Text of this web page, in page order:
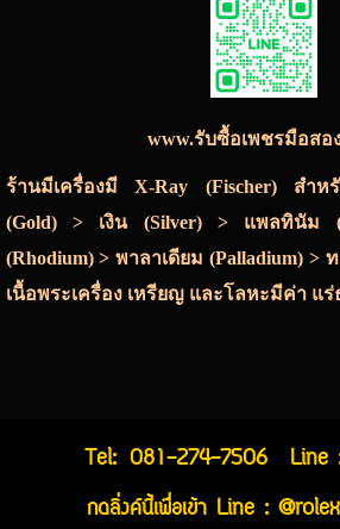
www.รับซื้อเพชรมือสอ
ร้านมีเครื่องมี X-Ray (Fischer) สำหรั
(Gold) > เงิน (Silver) > แพลทินัม
(Rhodium) > พาลาเดียม (Palladium) >
เนื้อพระเครื่อง เหรียญ และโลหะมีค่า แร่
Tel: 081-274-7506
Line
กดลิ่งค์นี้เพื่อเข้า Line :